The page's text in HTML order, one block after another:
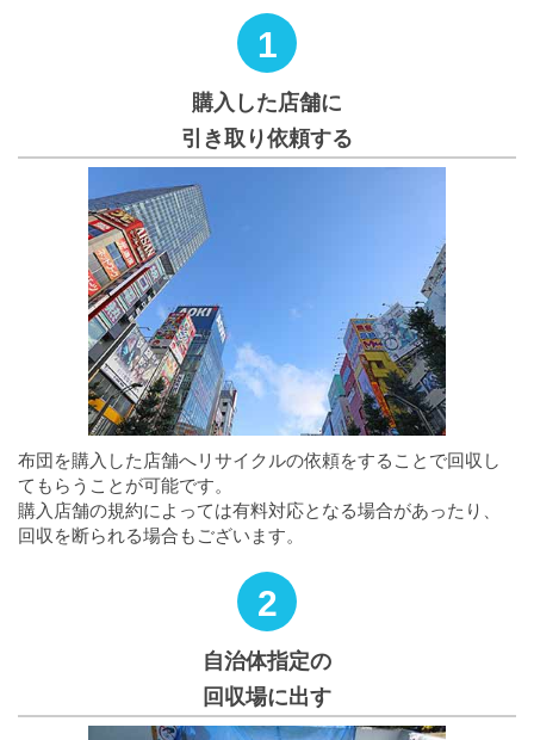
1
購入した店舗に
引き取り依頼する
布団を購入した店舗へリサイクルの依頼をすることで回収し
てもらうことが可能です。
購入店舗の規約によっては有料対応となる場合があったり、
回収を断られる場合もございます。
2
自治体指定の
回収場に出す